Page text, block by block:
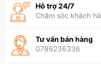
Hỗ trợ 24/7
Chăm sóc khách
Tư vấn bán hàng
0786236336